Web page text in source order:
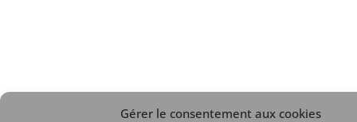
Gérer le consentement aux cookies